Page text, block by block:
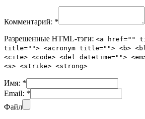
Комментарий: *
Разрешенные HTML-тэги: <a href=""
title=""> <acronym title=""> <b>
<cite> <code> <del datetime="">
<s> <strike> <strong>
Имя: *
Email: *
Файл